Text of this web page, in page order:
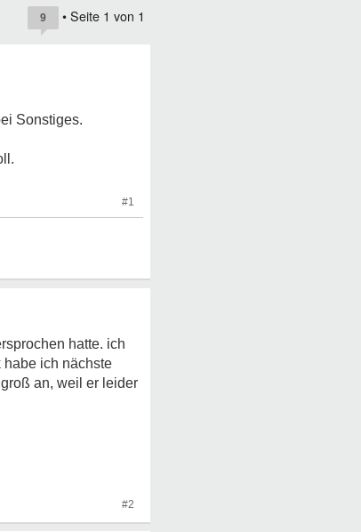
9 • Seite 1 von 1
Sonstiges.
#1
hatte. ich
habe ich nächste
an, weil er leider
#2